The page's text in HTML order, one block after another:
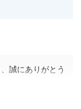
誠にありがとう